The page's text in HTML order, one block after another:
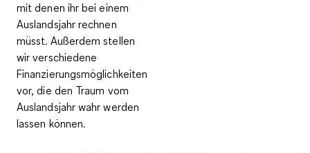
mit denen ihr bei einem
Auslandsjahr rechnen
müsst. Außerdem stellen
wir verschiedene
Finanzierungsmöglichkeiten
vor, die den Traum vom
Auslandsjahr wahr werden
lassen können.